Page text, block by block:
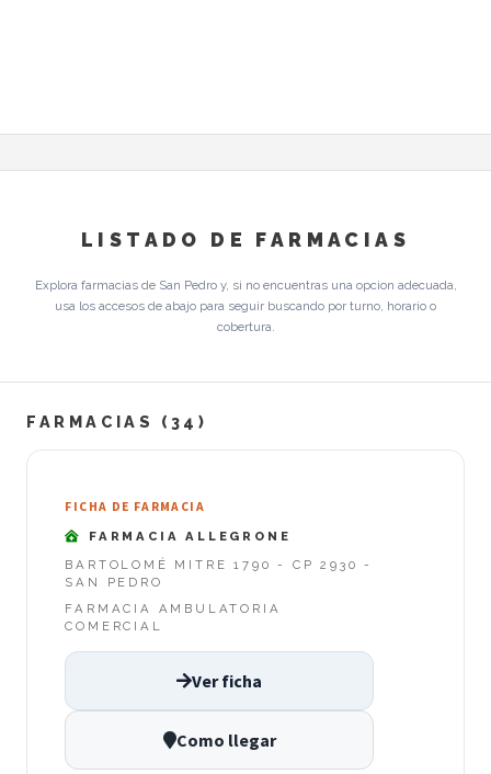
LISTADO DE FARMACIAS
Explora farmacias de San Pedro y, si no encuentras una opcion adecuada,
usa los accesos de abajo para seguir buscando por turno, horario o
cobertura.
FARMACIAS (34)
FICHA DE FARMACIA
FARMACIA ALLEGRONE
BARTOLOMÉ MITRE 1790 - CP 2930 -
SAN PEDRO
FARMACIA AMBULATORIA
COMERCIAL
Ver ficha
Como llegar